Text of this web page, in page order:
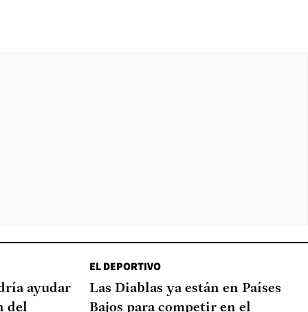
ayudar
del
EL DEPORTIVO
Las Diablas ya están en Países
Bajos para competir en el